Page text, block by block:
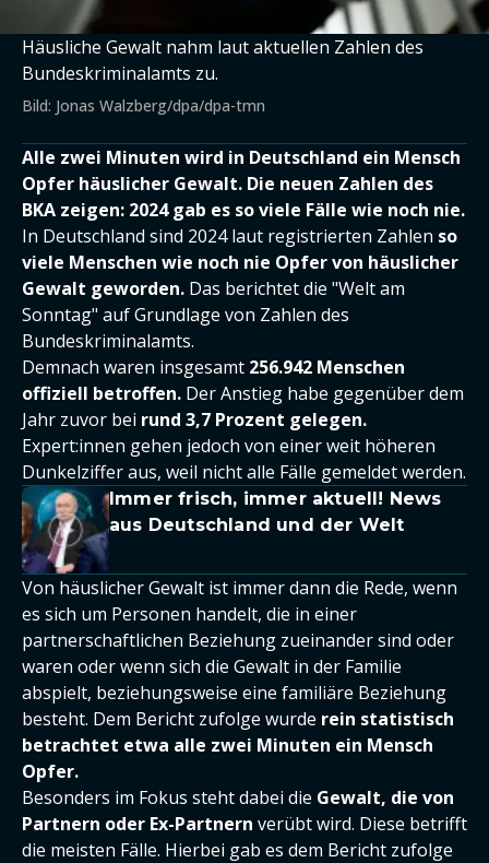
Häusliche Gewalt nahm laut aktuellen Zahlen des
Bundeskriminalamts zu.
Bild: Jonas Walzberg/dpa/dpa-tmn
Alle zwei Minuten wird in Deutschland ein Mensch
Opfer häuslicher Gewalt. Die neuen Zahlen des
BKA zeigen: 2024 gab es so viele Fälle wie noch nie.
In Deutschland sind 2024 laut registrierten Zahlen so
viele Menschen wie noch nie Opfer von häuslicher
Gewalt geworden. Das berichtet die "Welt am
Sonntag" auf Grundlage von Zahlen des
Bundeskriminalamts.
Demnach waren insgesamt 256.942 Menschen
offiziell betroffen. Der Anstieg habe gegenüber dem
Jahr zuvor bei rund 3,7 Prozent gelegen.
Expert:innen gehen jedoch von einer weit höheren
Dunkelziffer aus, weil nicht alle Fälle gemeldet werden.
Immer frisch, immer aktuell! News
aus Deutschland und der Welt
Von häuslicher Gewalt ist immer dann die Rede, wenn
es sich um Personen handelt, die in einer
partnerschaftlichen Beziehung zueinander sind oder
waren oder wenn sich die Gewalt in der Familie
abspielt, beziehungsweise eine familiäre Beziehung
besteht. Dem Bericht zufolge wurde rein statistisch
betrachtet etwa alle zwei Minuten ein Mensch
Opfer.
Besonders im Fokus steht dabei die Gewalt, die von
Partnern oder Ex-Partnern verübt wird. Diese betrifft
die meisten Fälle. Hierbei gab es dem Bericht zufolge